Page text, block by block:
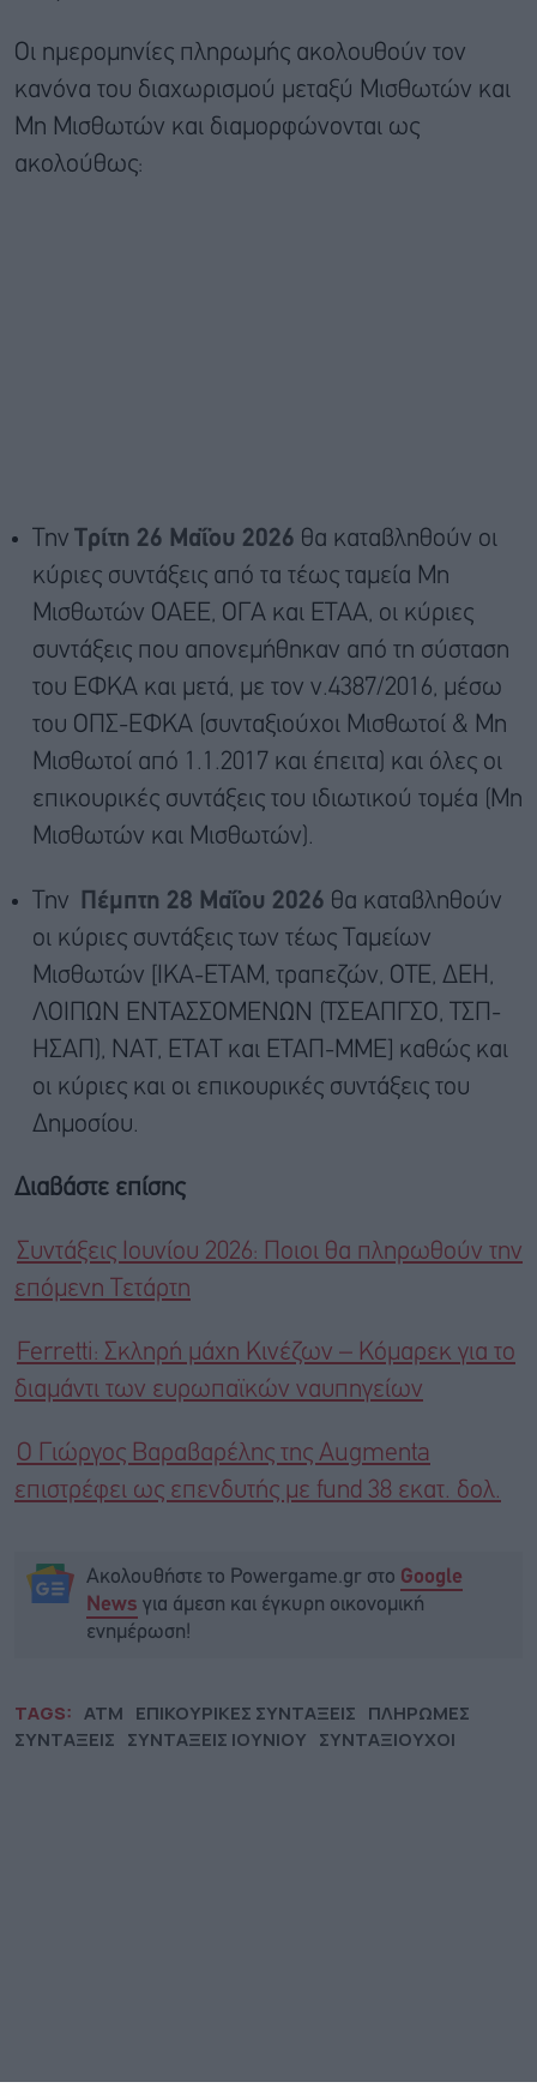
Οι ημερομηνίες πληρωμής ακολουθούν τον
κανόνα του διαχωρισμού μεταξύ Μισθωτών και
Μη Μισθωτών και διαμορφώνονται ως
ακολούθως:
Την Τρίτη 26 Μαΐου 2026 θα καταβληθούν οι
κύριες συντάξεις από τα τέως ταμεία Μη
Μισθωτών ΟΑΕΕ, ΟΓΑ και ΕΤΑΑ, οι κύριες
συντάξεις που απονεμήθηκαν από τη σύσταση
του ΕΦΚΑ και μετά, με τον ν.4387/2016, μέσω
του ΟΠΣ-ΕΦΚΑ (συνταξιούχοι Μισθωτοί & Μη
Μισθωτοί από 1.1.2017 και έπειτα) και όλες οι
επικουρικές συντάξεις του ιδιωτικού τομέα (Μη
Μισθωτών και Μισθωτών).
Την Πέμπτη 28 Μαΐου 2026 θα καταβληθούν
οι κύριες συντάξεις των τέως Ταμείων
Μισθωτών [ΙΚΑ-ΕΤΑΜ, τραπεζών, ΟΤΕ, ΔΕΗ,
ΛΟΙΠΩΝ ΕΝΤΑΣΣΟΜΕΝΩΝ (ΤΣΕΑΠΓΣΟ, ΤΣΠ-
ΗΣΑΠ), ΝΑΤ, ΕΤΑΤ και ΕΤΑΠ-ΜΜΕ] καθώς και
οι κύριες και οι επικουρικές συντάξεις του
Δημοσίου.
Διαβάστε επίσης
Συντάξεις Ιουνίου 2026: Ποιοι θα πληρωθούν την
επόμενη Τετάρτη
Ferretti: Σκληρή μάχη Κινέζων – Κόμαρεκ για το
διαμάντι των ευρωπαϊκών ναυπηγείων
O Γιώργος Βαραβαρέλης της Augmenta
επιστρέφει ως επενδυτής με fund 38 εκατ. δολ.
Ακολουθήστε το Powergame.gr στο Google
News για άμεση και έγκυρη οικονομική
ενημέρωση!
TAGS: ΑΤΜ ΕΠΙΚΟΥΡΙΚΕΣ ΣΥΝΤΑΞΕΙΣ ΠΛΗΡΩΜΕΣ
ΣΥΝΤΑΞΕΙΣ ΣΥΝΤΑΞΕΙΣ ΙΟΥΝΙΟΥ ΣΥΝΤΑΞΙΟΥΧΟΙ